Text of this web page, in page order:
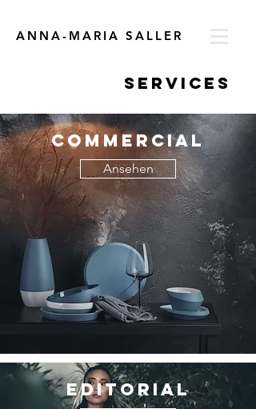
ANNA-MARIA SALLER
SERVICES
commercial
Ansehen
Editorial